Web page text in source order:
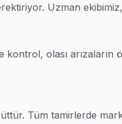
Uzman
kontrol, olası arızaların
Tüm tamirlerde